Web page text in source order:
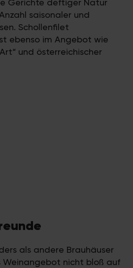
Gerichte deftiger Natur
saisonaler und
Schollenfilet
ebenso im Angebot wie
und österreichischer
als andere Brauhäuser
Weinangebot nicht bloß auf